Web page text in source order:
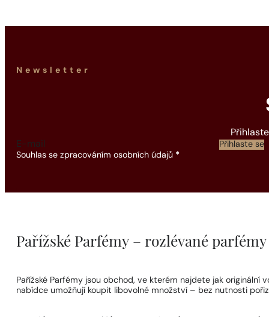
Newsletter
Section
Přihlaste se
Souhlas se zpracováním osobních údajů *
Pařížské Parfémy – rozlévané
Pařížské Parfémy jsou obchod, ve kterém najdete jak
nabídce umožňují koupit libovolné množství – bez nutnosti